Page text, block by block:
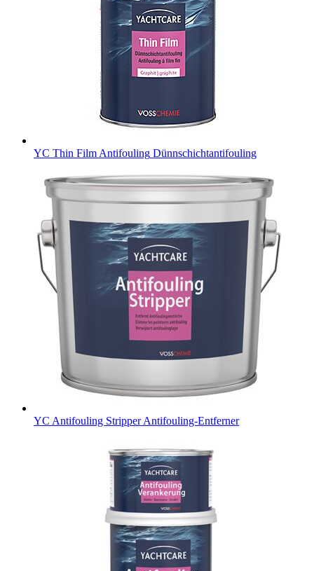
YC Thin Film Antifouling Dünnschichtantifouling
YC Antifouling Stripper Antifouling-Entferner